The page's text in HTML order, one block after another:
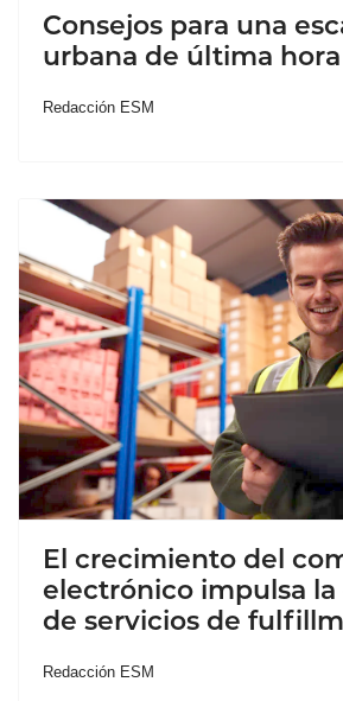
Consejos para una
urbana de última hora
Redacción ESM
El crecimiento del
electrónico impulsa
de servicios de
Redacción ESM